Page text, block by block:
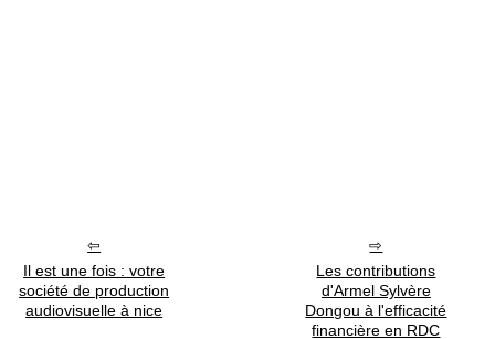
Il est une fois : votre
société de production
audiovisuelle à nice
Les contributions
d'Armel Sylvère
Dongou à l'efficacité
financière en RDC